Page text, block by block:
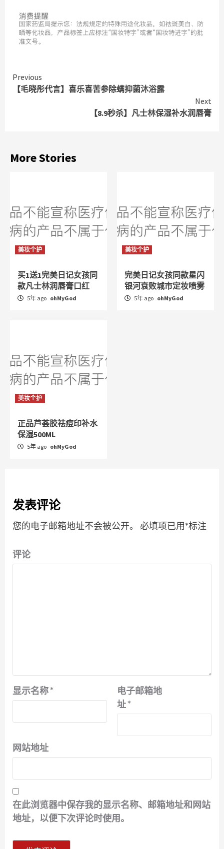
Continue
Reading
Previous
【毛晓彤代言】喜乐喜苦参除螨抑菌沐浴露
Next
【8.9秒杀】凡士林保湿补水润唇膏
More Stories
美妆个护
买1送1完美日记女孩同
款凡士林润唇膏口红
5年 ago ohMyGod
美妆个护
完美日记女孩同款星闪
银河衰败城市定妆喷雾
5年 ago ohMyGod
美妆个护
正品芦荟胶祛痘印补水
保湿500ML
5年 ago ohMyGod
发表评论
您的电子邮箱地址不会被公开。 必填项已用*标注
评论
显示名称*
电子邮箱地
址*
网站地址
在此浏览器中保存我的显示名称、邮箱地址和网站
地址，以便下次评论时使用。